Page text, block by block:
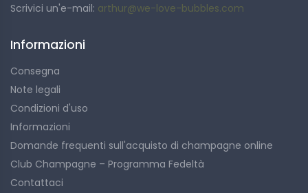
Scrivici un'e-mail: arthur@we-love-bubbles.com
Informazioni
Consegna
Note legali
Condizioni d'uso
Informazioni
Domande frequenti sull'acquisto di champagne online
Club Champagne – Programma Fedeltà
Contattaci